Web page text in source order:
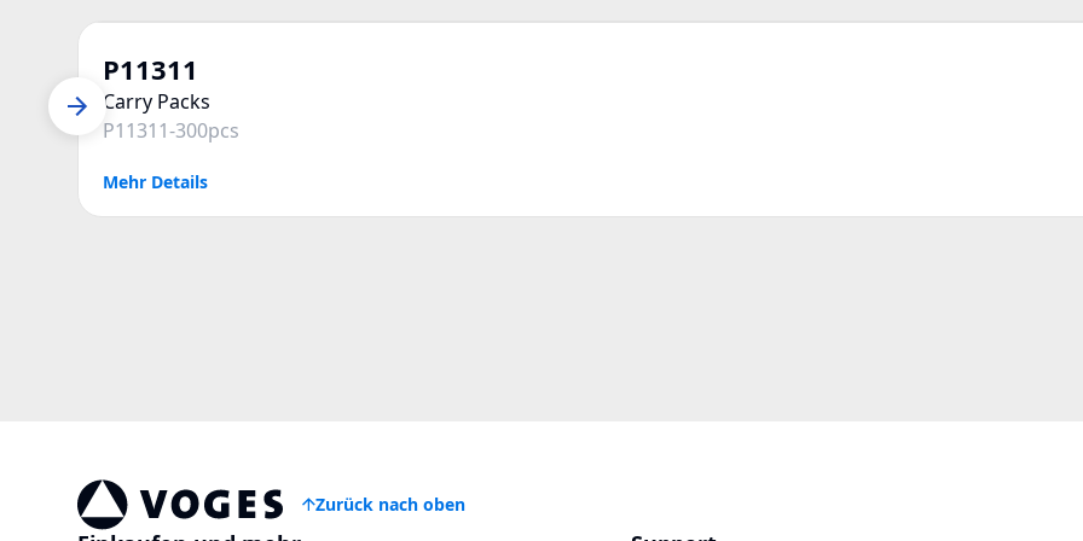
P11311
Carry Packs
P11311-300pcs
Mehr Details
Zurück nach oben